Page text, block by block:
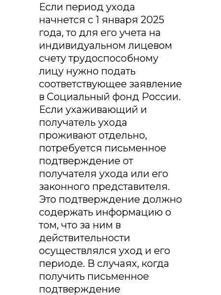
Если период ухода
начнется с 1 января 2025
года, то для его учета на
индивидуальном лицевом
счету трудоспособному
лицу нужно подать
соответствующее заявление
в Социальный фонд России.
Если ухаживающий и
получатель ухода
проживают отдельно,
потребуется письменное
подтверждение от
получателя ухода или его
законного представителя.
Это подтверждение должно
содержать информацию о
том, что за ним в
действительности
осуществлялся уход и его
периоде. В случаях, когда
получить письменное
подтверждение